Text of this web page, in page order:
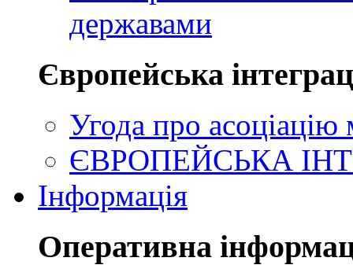
державами
Європейська
Угода про
ЄВРОПЕЙСЬКА
Інформація
Оперативна